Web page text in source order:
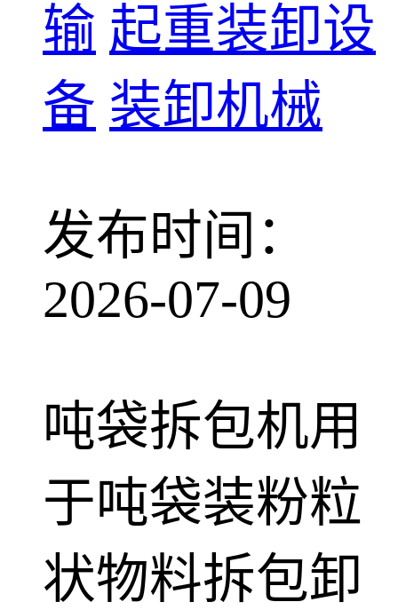
输 起重装卸设
备 装卸机械
发布时间：
2026-07-09
吨袋拆包机用
于吨袋装粉粒
状物料拆包卸